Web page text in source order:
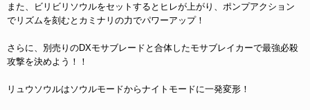
また、ビリビリソウルをセットするとヒレが上がり、ポンプアクション
でリズムを刻むとカミナリの力でパワーアップ！
さらに、別売りのDXモサブレードと合体したモサブレイカーで最強必殺
攻撃を決めよう！！
リュウソウルはソウルモードからナイトモードに一発変形！